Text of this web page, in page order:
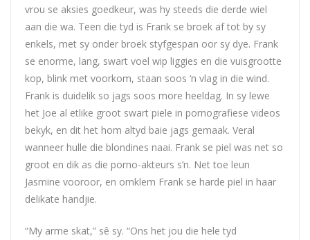
vrou se aksies goedkeur, was hy steeds die derde wiel
aan die wa. Teen die tyd is Frank se broek af tot by sy
enkels, met sy onder broek styfgespan oor sy dye. Frank
se enorme, lang, swart voel wip liggies en die vuisgrootte
kop, blink met voorkom, staan soos ‘n vlag in die wind.
Frank is duidelik so jags soos more heeldag. In sy lewe
het Joe al etlike groot swart piele in pornografiese videos
bekyk, en dit het hom altyd baie jags gemaak. Veral
wanneer hulle die blondines naai. Frank se piel was net so
groot en dik as die porno-akteurs s’n. Net toe leun
Jasmine vooroor, en omklem Frank se harde piel in haar
delikate handjie.
“My arme skat,” sê sy. “Ons het jou die hele tyd